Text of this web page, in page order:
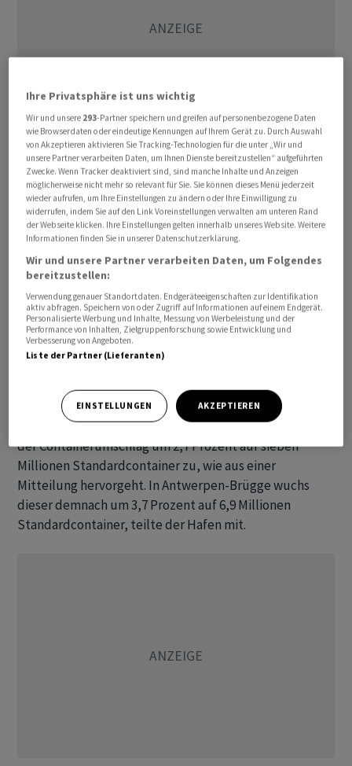
Der Containerumschlag im Hamburger Hafen ist im
ersten Halbjahr stärker gewachsen als der Umschlag der
Wettbewerber Rotterdam und Antwerpen-Brügge. Der
Containerumschlag in Hamburg legte zum
Vorjahreszeitraum um 9,3 Prozent auf 4,2 Millionen
Standardcontainer zu, wie die Marketinggesellschaft
Hafen Hamburg Marketing mitteilte. Die Statistik
erfasst beladene und leere Container.
Ein Grund der guten Entwicklung war, dass der
Wachstumsmärkte waren Malaysia, Indien und China.
In Europas grösstem Containerhafen Rotterdam nahm
der Containerumschlag um 2,7 Prozent auf sieben
Millionen Standardcontainer zu, wie aus einer
Mitteilung hervorgeht. In Antwerpen-Brügge wuchs
dieser demnach um 3,7 Prozent auf 6,9 Millionen
Standardcontainer, teilte der Hafen mit.
Ihre Privatsphäre ist uns wichtig
Wir und unsere 293-Partner speichern und greifen auf personenbezogene Daten
wie Browserdaten oder eindeutige Kennungen auf Ihrem Gerät zu. Durch Auswahl
von Akzeptieren aktivieren Sie Tracking-Technologien für die unter „Wir und
unsere Partner verarbeiten Daten, um Ihnen Dienste bereitzustellen“ aufgeführten
Zwecke. Wenn Tracker deaktiviert sind, sind manche Inhalte und Anzeigen
möglicherweise nicht mehr so relevant für Sie. Sie können dieses Menü jederzeit
wieder aufrufen, um Ihre Einstellungen zu ändern oder Ihre Einwilligung zu
widerrufen, indem Sie auf den Link Voreinstellungen verwalten am unteren Rand
der Webseite klicken. Ihre Einstellungen gelten innerhalb unseres Website. Weitere
Informationen finden Sie in unserer Datenschutzerklärung.
Wir und unsere Partner verarbeiten Daten, um Folgendes
bereitzustellen:
Verwendung genauer Standortdaten. Endgeräteeigenschaften zur Identifikation
aktiv abfragen. Speichern von oder Zugriff auf Informationen auf einem Endgerät.
Personalisierte Werbung und Inhalte, Messung von Werbeleistung und der
Performance von Inhalten, Zielgruppenforschung sowie Entwicklung und
Verbesserung von Angeboten.
Liste der Partner (Lieferanten)
EINSTELLUNGEN AKZEPTIEREN